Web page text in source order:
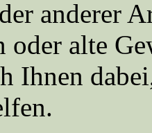
anderer
oder alte
Ihnen